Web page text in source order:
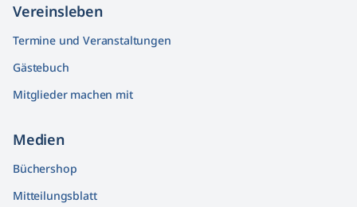
Vereinsleben
Termine und Veranstaltungen
Gästebuch
Mitglieder machen mit
Medien
Büchershop
Mitteilungsblatt